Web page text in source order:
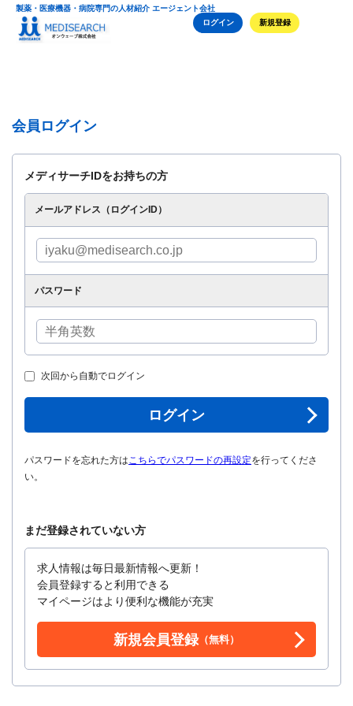
製薬・医療機器・病院専門の人材紹介 エージェント会社
ログイン
新規登録
会員ログイン
メディサーチIDをお持ちの方
メールアドレス（ログインID）
パスワード
次回から自動でログイン
ログイン
パスワードを忘れた方はこちらでパスワードの再設定を行ってくださ
い。
まだ登録されていない方
求人情報は毎日最新情報へ更新！
会員登録すると利用できる
マイページはより便利な機能が充実
新規会員登録（無料）